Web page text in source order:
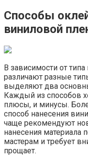
Способы
виниловой
В зависимости от
различают разные
выделяют два
Каждый из способов
плюсы, и минусы.
способ нанесения
чаще рекомендуют
нанесения
мастерам и требует
прощает.